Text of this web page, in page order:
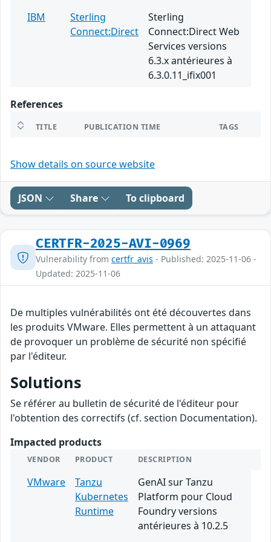
IBM
Sterling
Connect:Direct
Sterling
Connect:Direct Web
Services versions
6.3.x antérieures à
6.3.0.11_ifix001
References
TITLE PUBLICATION TIME TAGS
Show details on source website
JSON Share To clipboard
CERTFR-2025-AVI-0969
Vulnerability from certfr_avis - Published: 2025-11-06 -
Updated: 2025-11-06
De multiples vulnérabilités ont été découvertes dans
les produits VMware. Elles permettent à un attaquant
de provoquer un problème de sécurité non spécifié
par l'éditeur.
Solutions
Se référer au bulletin de sécurité de l'éditeur pour
l'obtention des correctifs (cf. section Documentation).
Impacted products
VENDOR PRODUCT DESCRIPTION
VMware
Tanzu
Kubernetes
Runtime
GenAI sur Tanzu
Platform pour Cloud
Foundry versions
antérieures à 10.2.5